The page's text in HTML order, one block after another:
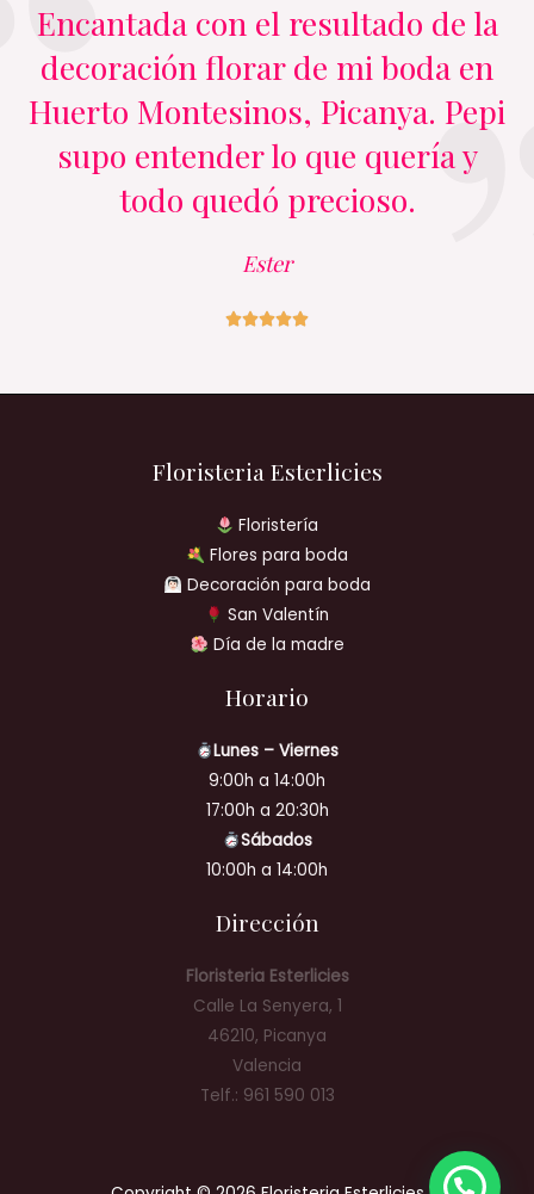
Encantada con el resultado de la
decoración florar de mi boda en
Huerto Montesinos, Picanya. Pepi
supo entender lo que quería y
todo quedó precioso.
Ester

Floristeria Esterlicies
Floristería
Flores para boda
Decoración para boda
San Valentín
Día de la madre
Horario
Lunes – Viernes
9:00h a 14:00h
17:00h a 20:30h
Sábados
10:00h a 14:00h
Dirección
Floristeria Esterlicies
Calle La Senyera, 1
46210, Picanya
Valencia
Telf.: 961 590 013